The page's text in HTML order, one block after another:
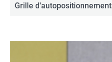
Grille d'autopositionnement